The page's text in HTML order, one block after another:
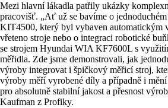
Mezi hlavní lákadla patřily ukázky
pracovišť. „Ať už se bavíme o
KIT4500, který byl vybaven automatickým
vřeteno stroje nebo o integraci robotické
se strojem Hyundai WIA KF7600L s
měřidla. Zde jsme demonstrovali, jak
výroby integrovat i špičkový měřicí stroj,
výroby měří vyrobené díly a případně i
pro absolutně stabilní jakost a přesnost
Kaufman z Profiky.